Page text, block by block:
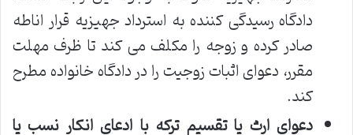
دادگاه رسیدگی کننده به استرداد جهیزیه قرار اناطه
صادر کرده و زوجه را مکلف می کند تا ظرف مهلت
مقرر، دعوای اثبات زوجیت را در دادگاه خانواده مطرح
کند.
دعوای ارث یا تقسیم ترکه با ادعای انکار نسب یا